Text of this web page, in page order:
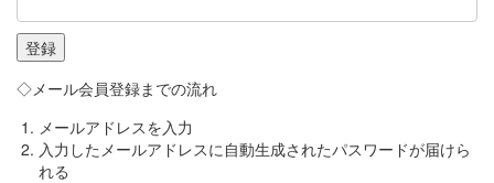
◇メール会員登録までの流れ
メールアドレスを入力
入力したメールアドレスに自動生成されたパスワードが届けら
れる